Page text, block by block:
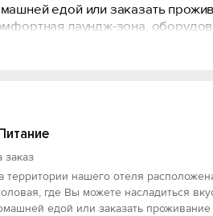
едой или заказать
лаундж-зона,
горы и море, закаты и
заказ
территории нашего отеля
где Вы можете насладиться
едой или заказать проживание